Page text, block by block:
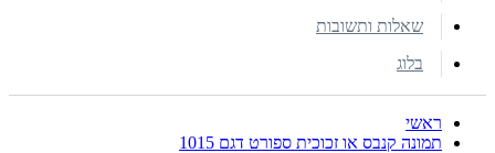
שאלות ותשובות
בלוג
ראשי
תמונה קנבס או זכוכית ספורט דגם 1015